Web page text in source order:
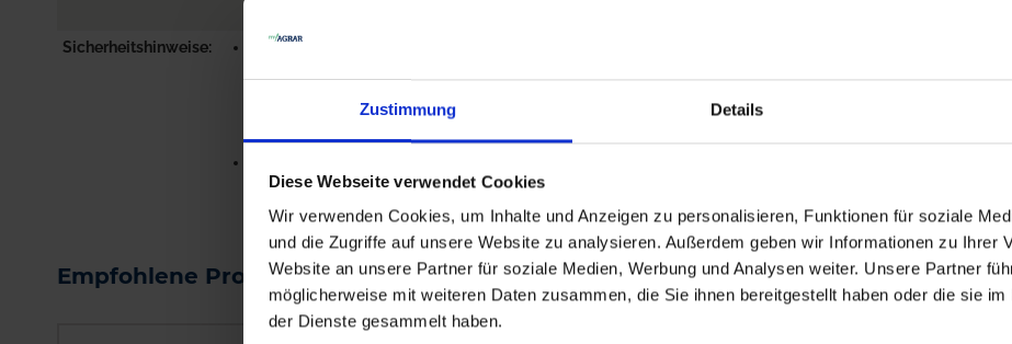
Zustimmung Details
Diese Webseite verwendet Cookies
Wir verwenden Cookies, um Inhalte und Anzeigen zu personalisieren, Funktionen für soziale
und die Zugriffe auf unsere Website zu analysieren. Außerdem geben wir Informationen zu Ihrer
Website an unsere Partner für soziale Medien, Werbung und Analysen weiter. Unsere Partner
möglicherweise mit weiteren Daten zusammen, die Sie ihnen bereitgestellt haben oder die sie
der Dienste gesammelt haben.
Sicherheitshinweise
P101-IST ÄRZTLICHER RAT
KENNZEICHNUNGSETIKETT
BEREITHALTEN.
mehr
Empfohlene Produkte